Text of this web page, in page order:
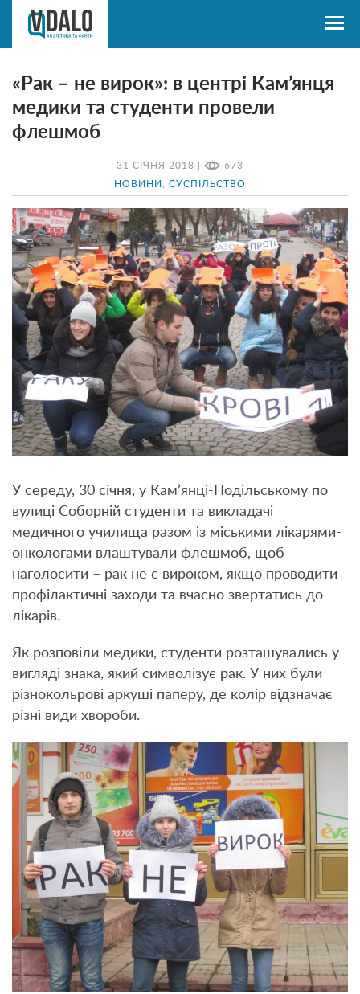
31 СІЧНЯ 2018 | 673
НОВИНИ СУСПІЛЬСТВО
«Рак – не вирок»: в центрі Кам’янця
медики та студенти провели
флешмоб
У середу, 30 січня, у Кам’янці-Подільському по
вулиці Соборній студенти та викладачі
медичного училища разом із міськими лікарями-
онкологами влаштували флешмоб, щоб
наголосити – рак не є вироком, якщо проводити
профілактичні заходи та вчасно звертатись до
лікарів.
Як розповіли медики, студенти розташувались у
вигляді знака, який символізує рак. У них були
різнокольрові аркуші паперу, де колір відзначає
різні види хвороби.